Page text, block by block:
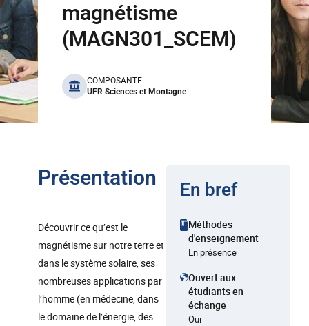
magnétisme
(MAGN301_SCEM)
benefits
COMPOSANTE
UFR Sciences et Montagne
Présentation
Découvrir ce qu’est le
magnétisme sur notre terre et
dans le système solaire, ses
nombreuses applications par
l’homme (en médecine, dans
le domaine de l’énergie, des
En bref
Méthodes
d'enseignement
En présence
Ouvert aux
étudiants en
échange
Oui